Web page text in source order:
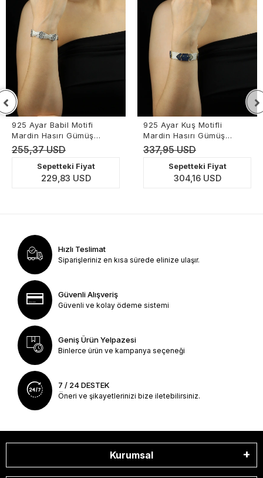
925 Ayar Babil Motifi
Mardin Hasırı Gümüş
Bileklik
255,37 USD
Sepetteki Fiyat
229,83 USD
925 Ayar Kuş Motifli
Mardin Hasırı Gümüş
Bileklik
337,95 USD
Sepetteki Fiyat
304,16 USD
Hızlı Teslimat
Siparişleriniz en kısa sürede elinize ulaşır.
Güvenli Alışveriş
Güvenli ve kolay ödeme sistemi
Geniş Ürün Yelpazesi
Binlerce ürün ve kampanya seçeneği
7 / 24 DESTEK
Öneri ve şikayetlerinizi bize iletebilirsiniz.
Kurumsal